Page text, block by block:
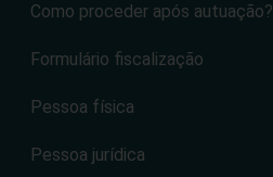
Como proceder após autuação?
Formulário fiscalização
Pessoa física
Pessoa jurídica